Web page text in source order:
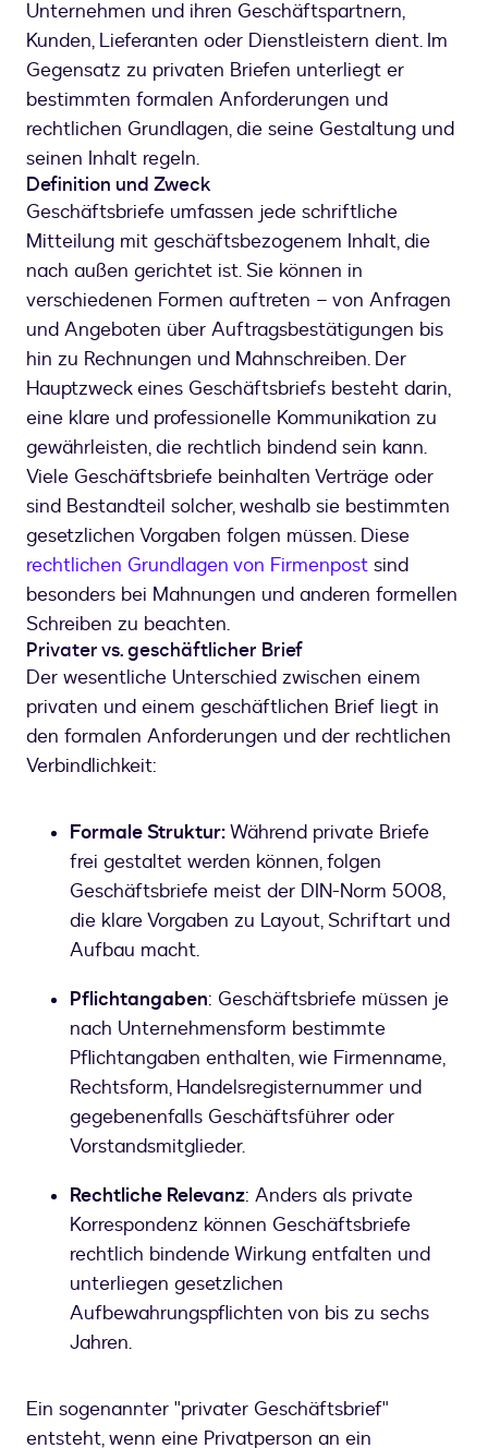
Unternehmen und ihren Geschäftspartnern,
Kunden, Lieferanten oder Dienstleistern dient. Im
Gegensatz zu privaten Briefen unterliegt er
bestimmten formalen Anforderungen und
rechtlichen Grundlagen, die seine Gestaltung und
seinen Inhalt regeln.
Definition und Zweck
Geschäftsbriefe umfassen jede schriftliche
Mitteilung mit geschäftsbezogenem Inhalt, die
nach außen gerichtet ist. Sie können in
verschiedenen Formen auftreten – von Anfragen
und Angeboten über Auftragsbestätigungen bis
hin zu Rechnungen und Mahnschreiben. Der
Hauptzweck eines Geschäftsbriefs besteht darin,
eine klare und professionelle Kommunikation zu
gewährleisten, die rechtlich bindend sein kann.
Viele Geschäftsbriefe beinhalten Verträge oder
sind Bestandteil solcher, weshalb sie bestimmten
gesetzlichen Vorgaben folgen müssen. Diese
rechtlichen Grundlagen von Firmenpost sind
besonders bei Mahnungen und anderen formellen
Schreiben zu beachten.
Privater vs. geschäftlicher Brief
Der wesentliche Unterschied zwischen einem
privaten und einem geschäftlichen Brief liegt in
den formalen Anforderungen und der rechtlichen
Verbindlichkeit:
Formale Struktur:Während private Briefe
frei gestaltet werden können, folgen
Geschäftsbriefe meist der DIN-Norm 5008,
die klare Vorgaben zu Layout, Schriftart und
Pflichtangaben: Geschäftsbriefe müssen je
nach Unternehmensform bestimmte
Pflichtangaben enthalten, wie Firmenname,
Rechtsform, Handelsregisternummer und
gegebenenfalls Geschäftsführer oder
Rechtliche Relevanz: Anders als private
Korrespondenz können Geschäftsbriefe
rechtlich bindende Wirkung entfalten und
unterliegen gesetzlichen
Aufbewahrungspflichten von bis zu sechs
Jahren.
Ein sogenannter "privater Geschäftsbrief"
entsteht, wenn eine Privatperson an ein